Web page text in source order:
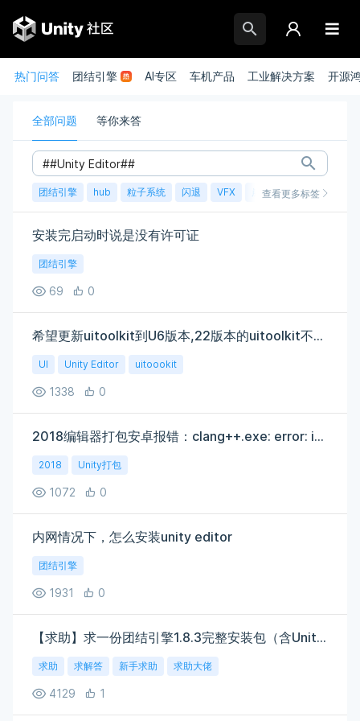
热门问答 团结引擎 AI专区 车机产品 工业解决方案 开源
全部问题 等你来答
团结引擎 hub 粒子系统 闪退 VFX 崩溃 账号 渲染
查看更多标签
安装完启动时说是没有许可证
团结引擎
69 0
希望更新uitoolkit到U6版本,22版本的uitoolkit不太能用
UI Unity Editor uitoookit
1338 0
2018编辑器打包安卓报错：clang++.exe: error: invalid linker name in argument '-fuse-ld=gold.exe'
2018 Unity打包
1072 0
内网情况下，怎么安装unity editor
团结引擎
1931 0
【求助】求一份团结引擎1.8.3完整安装包（含Unity.exe）
求助 求解答 新手求助 求助大佬
4129 1